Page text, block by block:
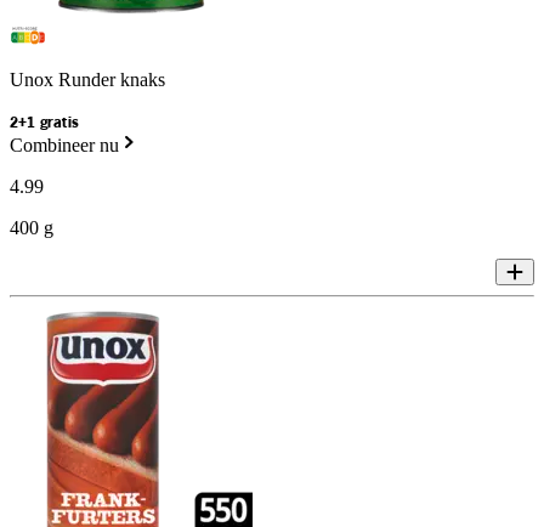
Unox Runder knaks
2+1 gratis
Combineer nu
4.99
400 g